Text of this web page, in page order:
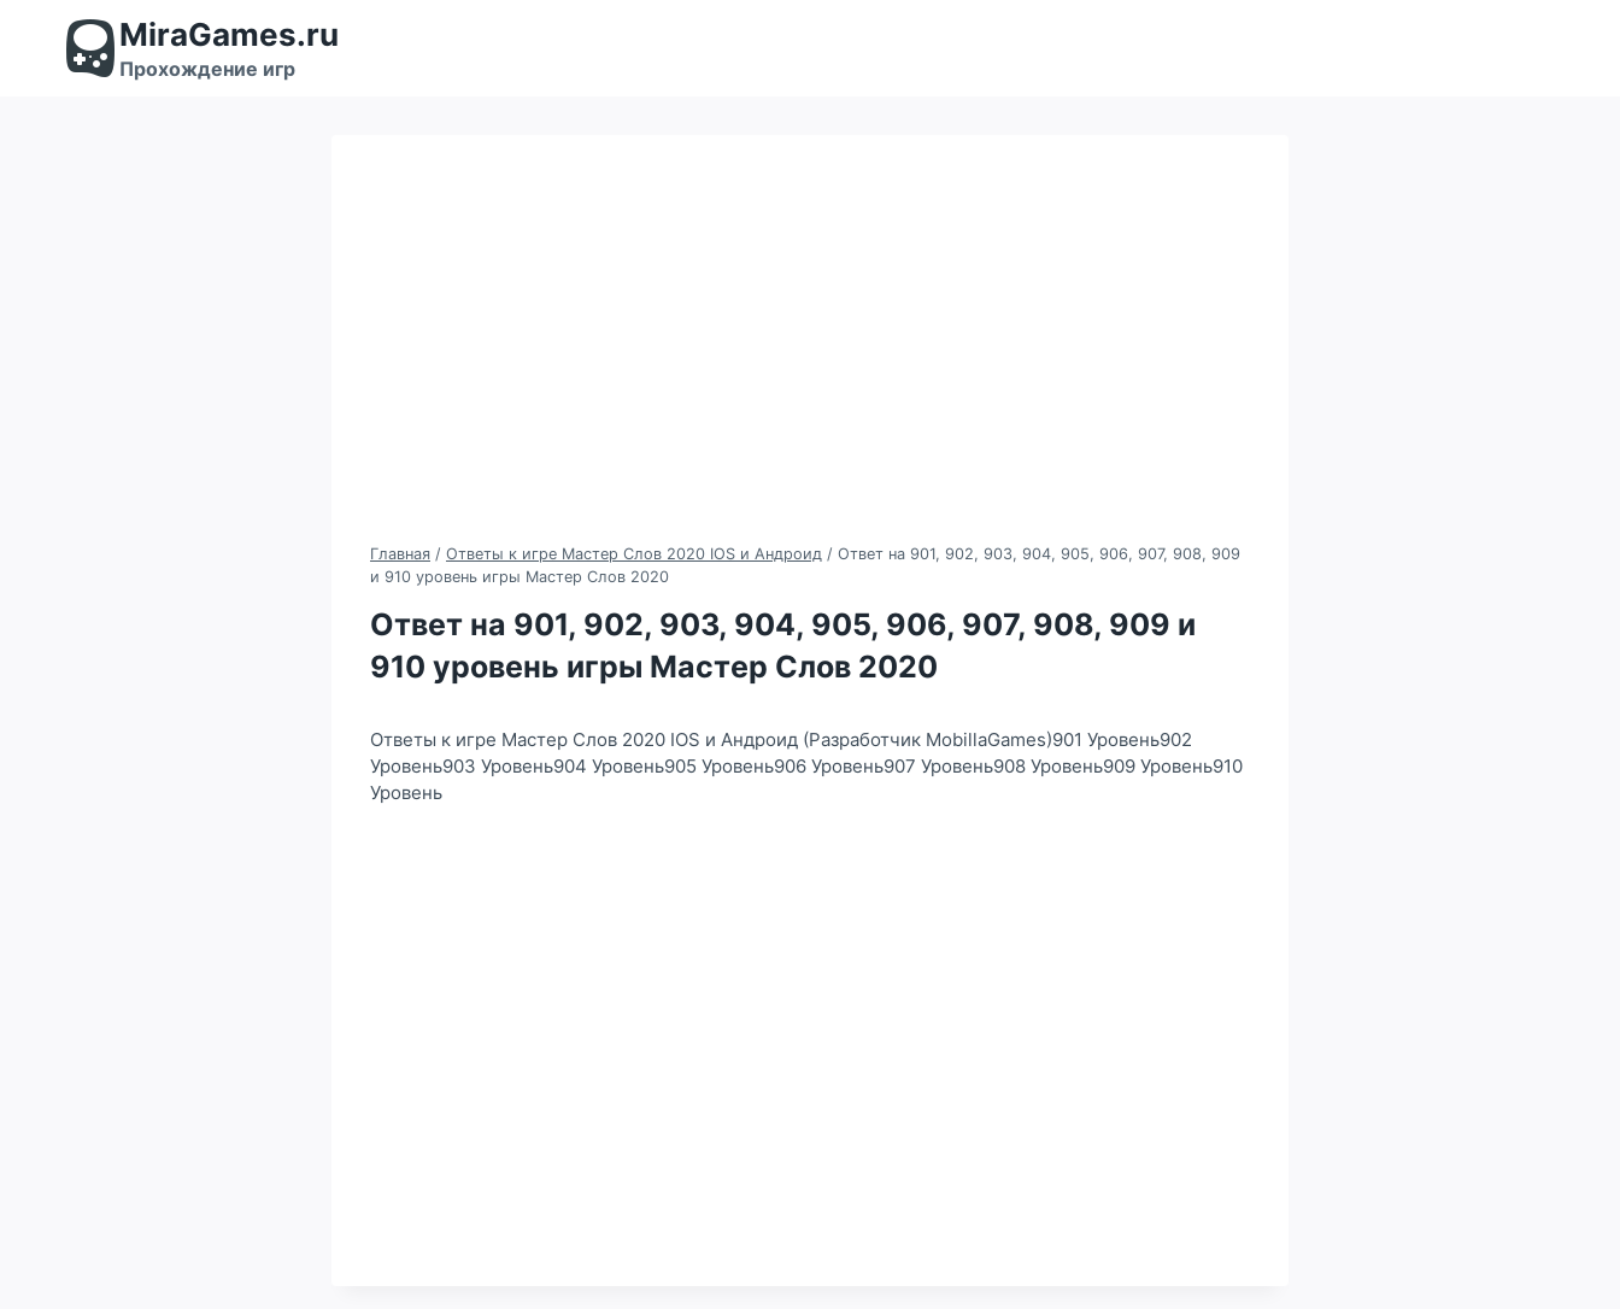
содержимому
MiraGames.ru
Прохождение игр
Главная / Ответы к игре Мастер Слов 2020 IOS и Андроид / Ответ на 901, 902, 903, 904, 905, 906, 907, 908, 909
и 910 уровень игры Мастер Слов 2020
Ответ на 901, 902, 903, 904, 905, 906, 907, 908, 909 и
910 уровень игры Мастер Слов 2020
Ответы к игре Мастер Слов 2020 IOS и Андроид (Разработчик MobillaGames)901 Уровень902
Уровень903 Уровень904 Уровень905 Уровень906 Уровень907 Уровень908 Уровень909 Уровень910
Уровень